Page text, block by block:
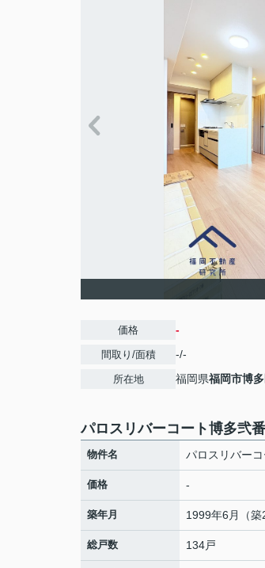
価格 -
間取り/面積 -/-
所在地 福岡県福岡市博
パロスリバーコート博多弐
物件名 パロスリバー
価格 -
築年月 1999年6月（築
総戸数 134戸